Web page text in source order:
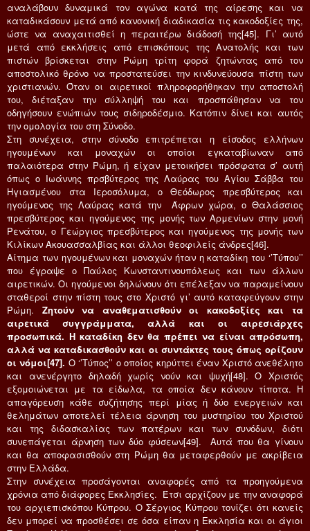
αναλάβουν δυναμικά τον αγώνα κατά της αίρεσης και να
καταδικάσουν μετά από κανονική διαδικασία τις κακοδοξίες της,
ώστε να αναχαιτισθεί η περαιτέρω διάδοσή της[45]. Γι’ αυτό
μετά από εκκλήσεις από επισκόπους της Ανατολής και των
πιστών βρίσκεται στην Ρώμη τρίτη φορά ζητώντας από τον
αποστολικό θρόνο να προστατεύσει την κινδυνεύουσα πίστη των
χριστιανών. Όταν οι αιρετικοί πληροφορήθηκαν την αποστολή
του, διέταξαν την σύλληψή του και προσπάθησαν να τον
οδηγήσουν ενώπιών τους σιδηροδέσμιο. Κατόπιν δίνει και αυτός
την ομολογία του στη Σύνοδο.
Στη συνέχεια, στην σύνοδο επιτρέπεται η είσοδος ελλήνων
ηγουμένων και μοναχών οι οποίοι εγκαταβίωναν από
παλαιότερα στην Ρώμη, ή είχαν μετοικήσει πρόσφατα σ’ αυτή
όπως ο Ιωάννης πρσβύτερος της Λαύρας του Αγίου Σάββα του
Ηγιασμένου στα Ιεροσόλυμα, ο Θεόδωρος πρεσβύτερος και
ηγούμενος της Λαύρας κατά την Άφρων χώρα, ο Θαλάσσιος
πρεσβύτερος και ηγούμενος της μονής των Αρμενίων στην μονή
Ρενάτου, ο Γεώργιος πρεσβύτερος και ηγούμενος της μονής των
Κιλίκων Ακουασσαλβίας και άλλοι θεοφιλείς άνδρες[46].
Αίτημα των ηγουμένων και μοναχών ήταν η καταδίκη του ‘’Τύπου’’
που έγραψε ο Παύλος Κωνσταντινουπόλεως και των άλλων
αιρετικών. Οι ηγούμενοι δηλώνουν ότι επέλεξαν να παραμείνουν
σταθεροί στην πίστη τους στο Χριστό γι’ αυτό καταφεύγουν στην
Ρώμη. Ζητούν να αναθεματισθούν οι κακοδοξίες και τα
αιρετικά συγγράμματα, αλλά και οι αιρεσιάρχες
προσωπικά. Η καταδίκη δεν θα πρέπει να είναι απρόσωπη,
αλλά να καταδικασθούν και οι συντάκτες τους όπως ορίζουν
οι νόμοι[47]. Ο ‘’Τύπος’’ ο οποίος κηρύττει έναν Χριστό ανεθέλητο
και ανενέργητο δηλαδή χωρίς νούν και ψυχή[48]. Ο Χριστός
εξομοιώνεται με τα είδωλα, τα οποία δεν κάνουν τίποτα. Η
απαγόρευση κάθε συζήτησης περί μίας ή δύο ενεργειών και
θελημάτων αποτελεί τέλεια άρνηση του μυστηρίου του Χριστού
και της διδασκαλίας των πατέρων και των συνόδων, διότι
συνεπάγεται άρνηση των δύο φύσεων[49]. Αυτά που θα γίνουν
και θα αποφασισθούν στη Ρώμη θα μεταφερθούν με ακρίβεια
στην Ελλάδα.
Στην συνέχεια προσάγονται αναφορές από τα προηγούμενα
χρόνια από διάφορες Εκκλησίες. Έτσι αρχίζουν με την αναφορά
του αρχιεπισκόπου Κύπρου. Ο Σέργιος Κύπρου τονίζει ότι κανείς
δεν μπορεί να προσθέσει σε όσα είπαν η Εκκλησία και οι άγιοι